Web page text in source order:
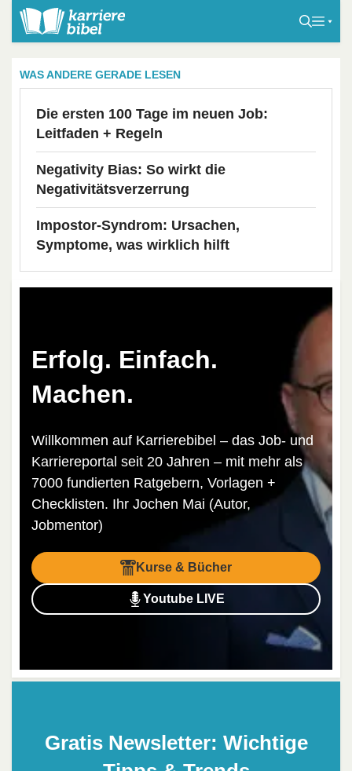
WAS ANDERE GERADE LESEN
Die ersten 100 Tage im neuen Job:
Leitfaden + Regeln
Negativity Bias: So wirkt die
Negativitätsverzerrung
Impostor-Syndrom: Ursachen,
Symptome, was wirklich hilft
Erfolg. Einfach.
Machen.
Willkommen auf Karrierebibel – das Job- und
Karriereportal seit 20 Jahren – mit mehr als
7000 fundierten Ratgebern, Vorlagen +
Checklisten. Ihr Jochen Mai (Autor,
Jobmentor)
Kurse & Bücher
Youtube LIVE
Gratis Newsletter: Wichtige